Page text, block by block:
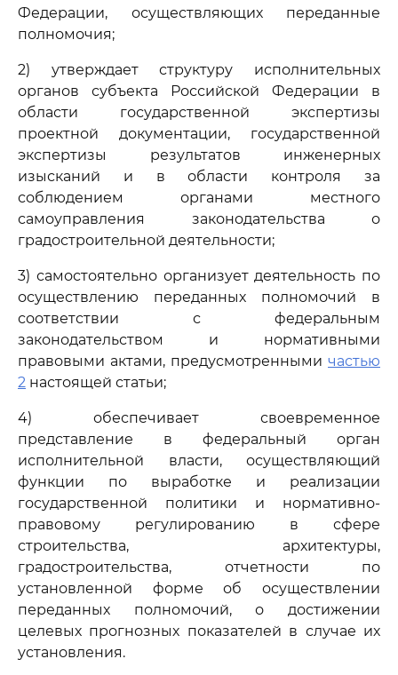
Федерации, осуществляющих переданные
полномочия;
2) утверждает структуру исполнительных
органов субъекта Российской Федерации в
области государственной экспертизы
проектной документации, государственной
экспертизы результатов инженерных
изысканий и в области контроля за
соблюдением органами местного
самоуправления законодательства о
градостроительной деятельности;
3) самостоятельно организует деятельность по
осуществлению переданных полномочий в
соответствии с федеральным
законодательством и нормативными
правовыми актами, предусмотренными частью
2 настоящей статьи;
4) обеспечивает своевременное
представление в федеральный орган
исполнительной власти, осуществляющий
функции по выработке и реализации
государственной политики и нормативно-
правовому регулированию в сфере
строительства, архитектуры,
градостроительства, отчетности по
установленной форме об осуществлении
переданных полномочий, о достижении
целевых прогнозных показателей в случае их
установления.